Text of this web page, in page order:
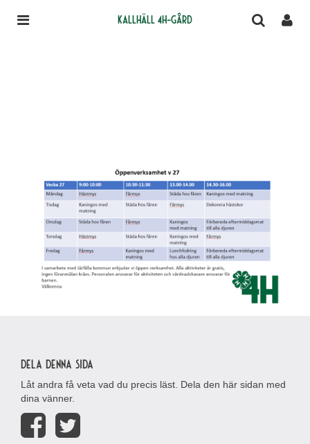
Kallhäll 4H-gård
Dela denna sida
Låt andra få veta vad du precis läst. Dela den här sidan med
dina vänner.